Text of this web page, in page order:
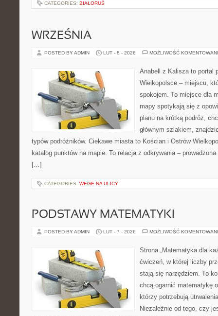
CATEGORIES: BIAŁORUŚ
WRZEŚNIA
POSTED BY ADMIN LUT - 8 - 2026 MOŻLIWOŚĆ
Anabell z Kalisza to portal
Wielkopolsce – miejscu,
spokojem. To miejsce dla
mapy spotykają się z
planu na krótką podróż,
głównym szlakiem,
typów podróżników. Ciekawe miasta to Kościan i Ostrów
katalog punktów na mapie. To relacja z odkrywania –
[…]
CATEGORIES: WEGE NA ULICY
PODSTAWY MATEMATYKI
POSTED BY ADMIN LUT - 7 - 2026 MOŻLIWOŚĆ
Strona „Matematyka dla
ćwiczeń, w której liczby
stają się narzędziem. To
chcą ogarnić matematykę
którzy potrzebują
Niezależnie od tego, czy